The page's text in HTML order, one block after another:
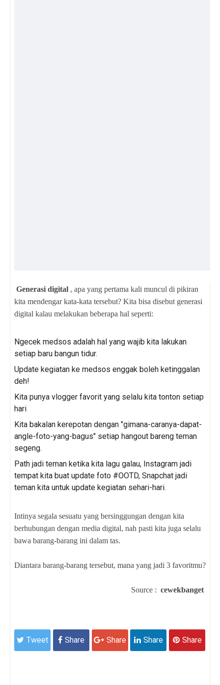
Generasi digital , apa yang pertama kali muncul di pikiran
kita mendengar kata-kata tersebut? Kita bisa disebut generasi
digital kalau melakukan beberapa hal seperti:
Ngecek medsos adalah hal yang wajib kita lakukan
setiap baru bangun tidur.
Update kegiatan ke medsos enggak boleh ketinggalan
deh!
Kita punya vlogger favorit yang selalu kita tonton setiap
hari
Kita bakalan kerepotan dengan "gimana-caranya-dapat-
angle-foto-yang-bagus" setiap hangout bareng teman
segeng.
Path jadi teman ketika kita lagu galau, Instagram jadi
tempat kita buat update foto #OOTD, Snapchat jadi
teman kita untuk update kegiatan sehari-hari.
Intinya segala sesuatu yang bersinggungan dengan kita
berhubungan dengan media digital, nah pasti kita juga selalu
bawa barang-barang ini dalam tas.
Diantara barang-barang tersebut, mana yang jadi 3 favoritmu?
Source : cewekbanget
Tweet Share Share Share Share